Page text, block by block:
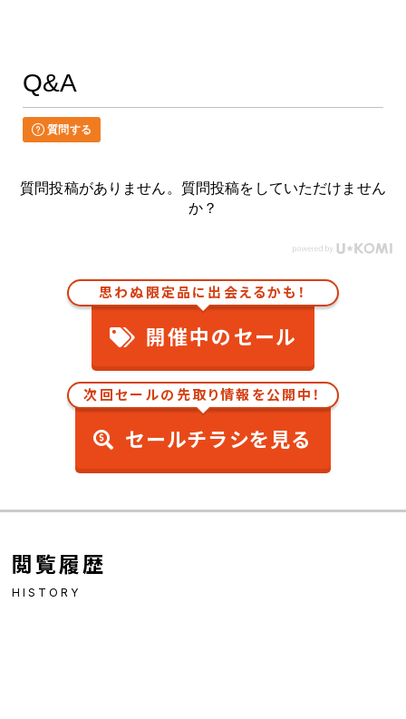
Q&A
質問する
質問投稿がありません。質問投稿をしていただけません
か？
思わぬ限定品に出会えるかも！
開催中のセール
次回セールの先取り情報を公開中！
セールチラシを見る
閲覧履歴
HISTORY